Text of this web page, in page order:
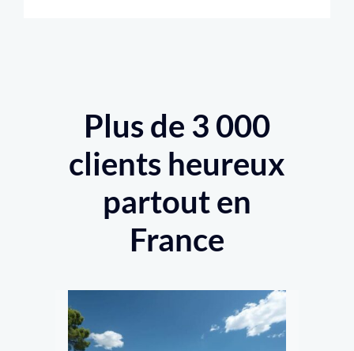
Plus de 3 000
clients heureux
partout en
France